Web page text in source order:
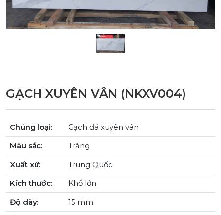
GẠCH XUYÊN VÂN (NKXV004)
Chủng loại:
Gạch đá xuyên vân
Màu sắc:
Trắng
Xuất xứ:
Trung Quốc
Kích thước:
Khổ lớn
Độ dày:
15 mm